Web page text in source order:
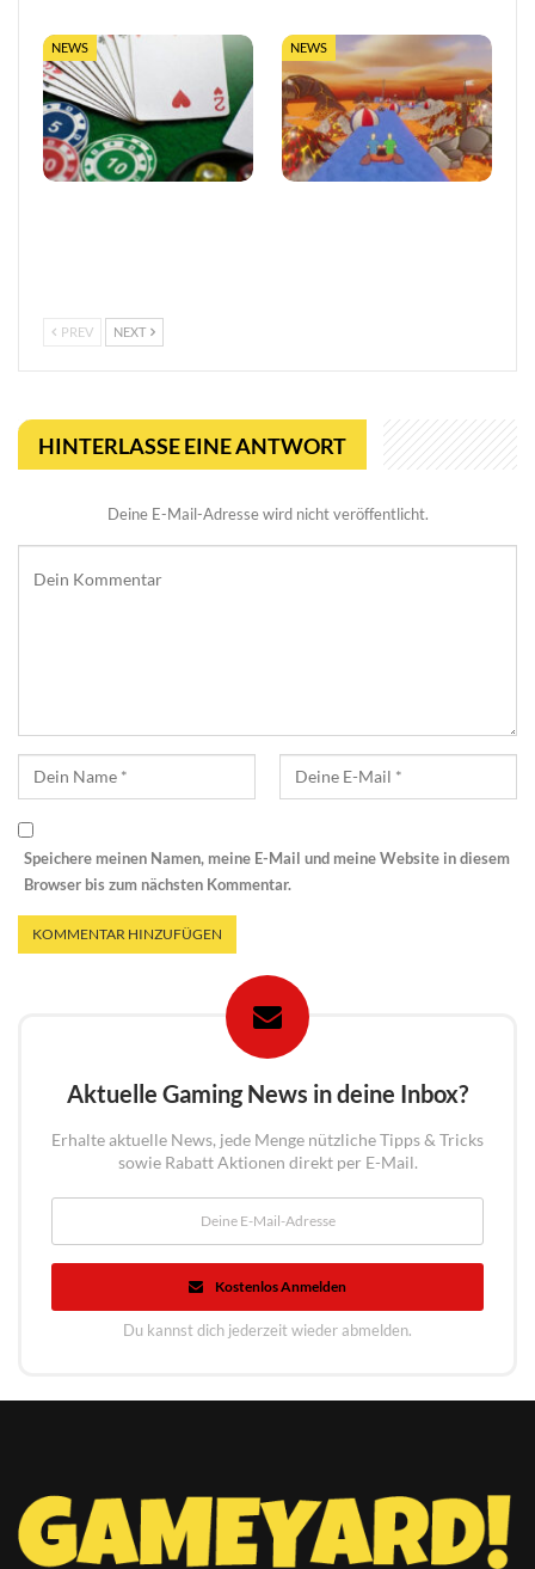
NEWS NEWS
PREV NEXT
HINTERLASSE EINE ANTWORT
Deine E-Mail-Adresse wird nicht veröffentlicht.
Speichere meinen Namen, meine E-Mail und meine Website in diesem
Browser bis zum nächsten Kommentar.
Aktuelle Gaming News in deine Inbox?
Erhalte aktuelle News, jede Menge nützliche Tipps & Tricks
sowie Rabatt Aktionen direkt per E-Mail.
Kostenlos Anmelden
Du kannst dich jederzeit wieder abmelden.